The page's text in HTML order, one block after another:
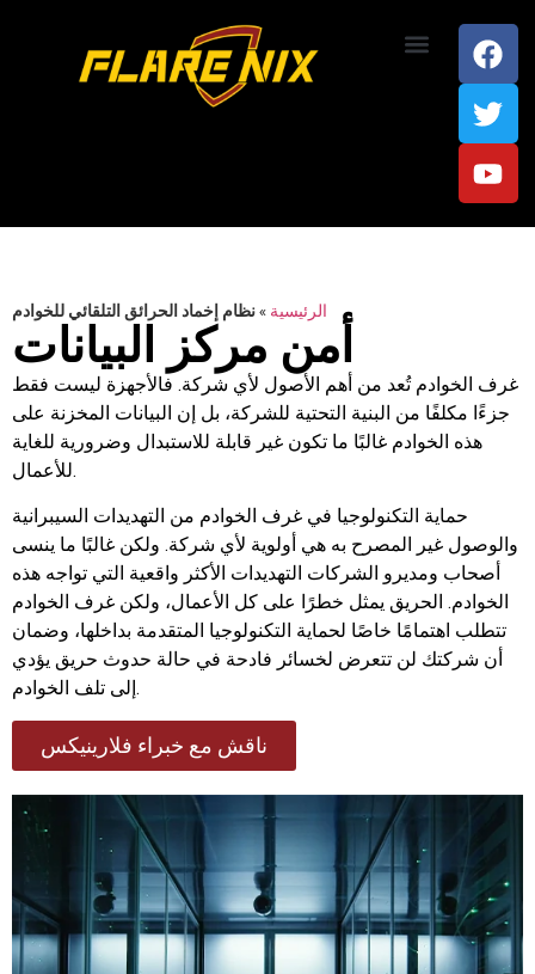
الرئيسية »نظام إخماد الحرائق التلقائي للخوادم
أمن مركز البيانات
غرف الخوادم تُعد من أهم الأصول لأي شركة. فالأجهزة ليست فقط
جزءًا مكلفًا من البنية التحتية للشركة، بل إن البيانات المخزنة على
هذه الخوادم غالبًا ما تكون غير قابلة للاستبدال وضرورية للغاية
للأعمال.
حماية التكنولوجيا في غرف الخوادم من التهديدات السيبرانية
والوصول غير المصرح به هي أولوية لأي شركة. ولكن غالبًا ما ينسى
أصحاب ومديرو الشركات التهديدات الأكثر واقعية التي تواجه هذه
الخوادم. الحريق يمثل خطرًا على كل الأعمال، ولكن غرف الخوادم
تتطلب اهتمامًا خاصًا لحماية التكنولوجيا المتقدمة بداخلها، وضمان
أن شركتك لن تتعرض لخسائر فادحة في حالة حدوث حريق يؤدي
إلى تلف الخوادم.
ناقش مع خبراء فلارينيكس